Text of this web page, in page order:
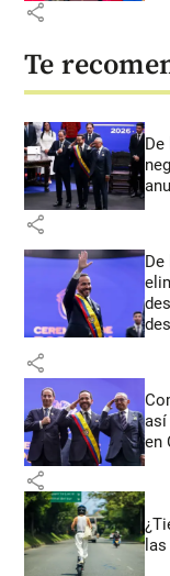
share
Te
share
share
así
en
share